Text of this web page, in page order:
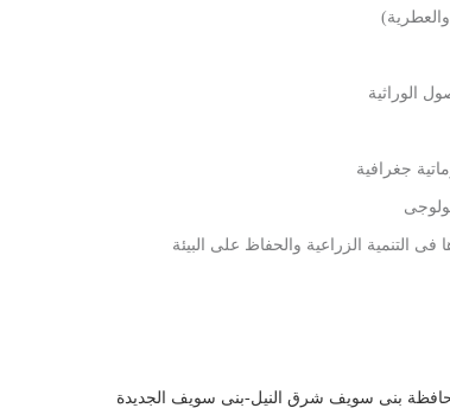
محافظة بنى سويف شرق النيل-بنى سويف الجديدة